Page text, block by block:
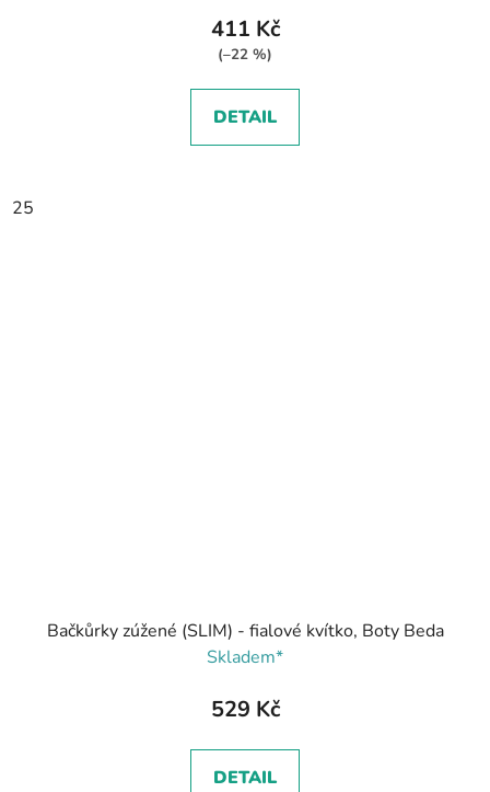
411 Kč
(–22 %)
DETAIL
25
Bačkůrky zúžené (SLIM) - fialové kvítko, Boty Beda
Skladem*
529 Kč
DETAIL